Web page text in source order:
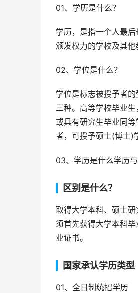
01、学历是什么？
学历，是指一个人最
颁发权力的学校及其他
02、学位是什么？
学位是标志被授予者
三种。高等学校毕业
或具有研究生毕业同
者，可授予硕士(博士)
03、学历是什么学历
区别是什么？
取得大学本科、硕士
须首先获得大学本科
业证书。
国家承认学历类型
01、全日制统招学历